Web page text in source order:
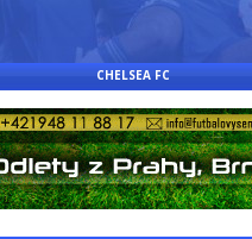
CHELSEA FC